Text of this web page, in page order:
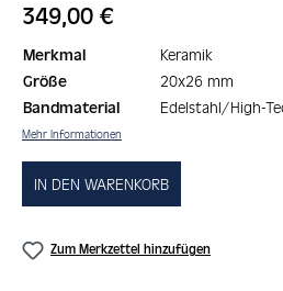
Regulärer Preis:
349,00 €
Merkmal
Keramik
Größe
20x26 mm
Bandmaterial
Edelstahl/High-
Mehr Informationen
IN DEN WARENKORB
Zum Merkzettel hinzufügen